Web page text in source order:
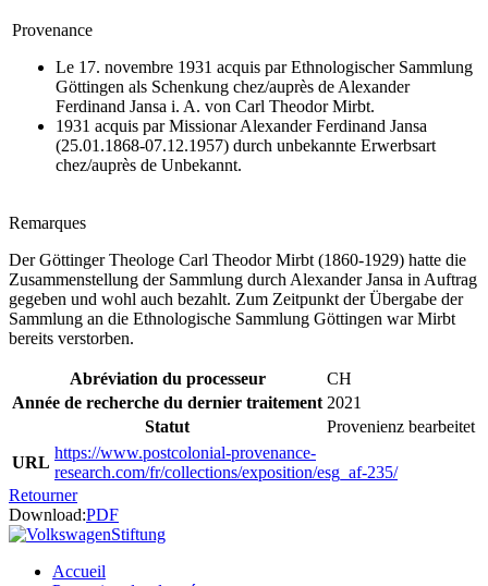
Provenance
Le 17. novembre 1931 acquis par Ethnologischer Sammlung
Göttingen als Schenkung chez/auprès de Alexander
Ferdinand Jansa i. A. von Carl Theodor Mirbt.
1931 acquis par Missionar Alexander Ferdinand Jansa
(25.01.1868-07.12.1957) durch unbekannte Erwerbsart
chez/auprès de Unbekannt.
Remarques
Der Göttinger Theologe Carl Theodor Mirbt (1860-1929) hatte die
Zusammenstellung der Sammlung durch Alexander Jansa in Auftrag
gegeben und wohl auch bezahlt. Zum Zeitpunkt der Übergabe der
Sammlung an die Ethnologische Sammlung Göttingen war Mirbt
bereits verstorben.
Abréviation du processeur
CH
Année de recherche du dernier traitement 2021
Statut
Provenienz bearbeitet
URL
https://www.postcolonial-provenance-
research.com/fr/collections/exposition/esg_af-235/
Retourner
Download:PDF
Accueil